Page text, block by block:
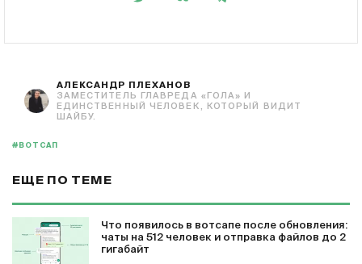
АЛЕКСАНДР ПЛЕХАНОВ
ЗАМЕСТИТЕЛЬ ГЛАВРЕДА «ГОЛА» И
ЕДИНСТВЕННЫЙ ЧЕЛОВЕК, КОТОРЫЙ ВИДИТ
ШАЙБУ.
#ВОТСАП
ЕЩЕ ПО ТЕМЕ
Что появилось в вотсапе после обновления:
чаты на 512 человек и отправка файлов до 2
гигабайт